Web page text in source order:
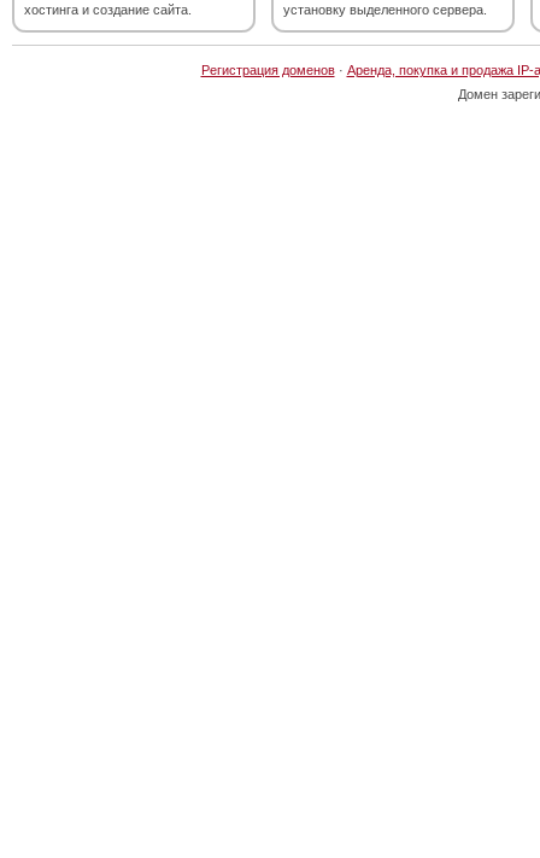
хостинга и создание сайта.
установку выделенного сервера.
Регистрация доменов· Аренда, покупка и продажа IP-
Домен